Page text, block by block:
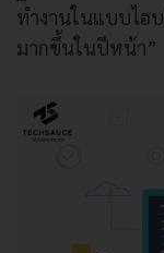
ทำงานในแบบไฮ
มากขึ้นในปีหน้า”